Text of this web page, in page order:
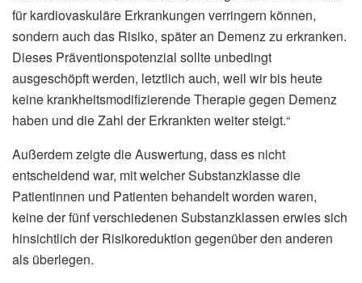
für kardiovaskuläre Erkrankungen verringern können,
sondern auch das Risiko, später an Demenz zu erkranken.
Dieses Präventionspotenzial sollte unbedingt
ausgeschöpft werden, letztlich auch, weil wir bis heute
keine krankheitsmodifizierende Therapie gegen Demenz
haben und die Zahl der Erkrankten weiter steigt.“
Außerdem zeigte die Auswertung, dass es nicht
entscheidend war, mit welcher Substanzklasse die
Patientinnen und Patienten behandelt worden waren,
keine der fünf verschiedenen Substanzklassen erwies sich
hinsichtlich der Risikoreduktion gegenüber den anderen
als überlegen.